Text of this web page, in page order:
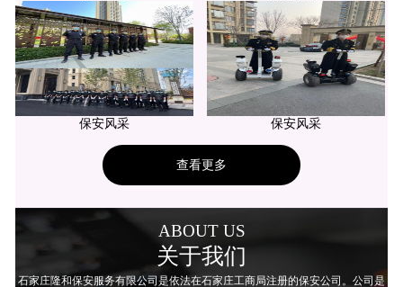
保安风采 保安风采
查看更多
ABOUT US
关于我们
石家庄隆和保安服务有限公司是依法在石家庄工商局注册的保安公司。公司是